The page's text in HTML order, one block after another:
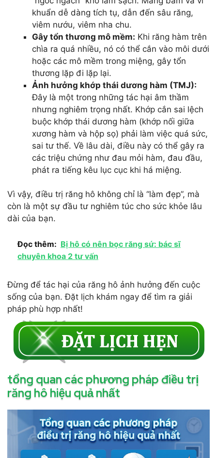
khuẩn dễ dàng tích tụ, dẫn đến sâu răng,
viêm nướu, viêm nha chu.
Gây tổn thương mô mềm: Khi răng hàm trên
chìa ra quá nhiều, nó có thể cắn vào môi dưới
hoặc các mô mềm trong miệng, gây tổn
thương lặp đi lặp lại.
Ảnh hưởng khớp thái dương hàm (TMJ):
Đây là một trong những tác hại âm thầm
nhưng nghiêm trọng nhất. Khớp cắn sai lệch
buộc khớp thái dương hàm (khớp nối giữa
xương hàm và hộp sọ) phải làm việc quá sức,
sai tư thế. Về lâu dài, điều này có thể gây ra
các triệu chứng như đau mỏi hàm, đau đầu,
phát ra tiếng kêu lục cục khi há miệng.
Vì vậy, điều trị răng hô không chỉ là “làm đẹp”, mà
còn là một sự đầu tư nghiêm túc cho sức khỏe lâu
dài của bạn.
Đọc thêm: Bị hô có nên bọc răng sứ: bác sĩ
chuyên khoa 2 tư vấn
Đừng để tác hại của răng hô ảnh hưởng đến cuộc
sống của bạn. Đặt lịch khám ngay để tìm ra giải
pháp phù hợp nhất!
tổng quan các phương pháp điều trị
răng hô hiệu quả nhất